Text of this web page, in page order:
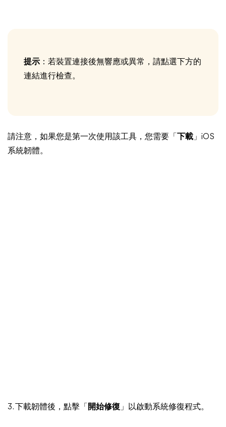
提示 ：若裝置連接後無響應或異常，請點選下方的
連結進行檢查。
請注意，如果您是第一次使用該工具，您需要「 下載 」iOS
系統韌體。
3. 下載韌體後，點擊「 開始修復 」以啟動系統修復程式。